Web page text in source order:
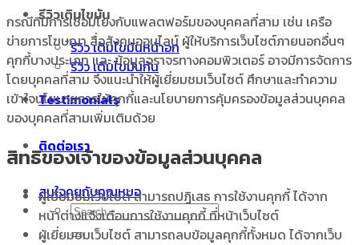
รีวิวเติมไขมัน
รีวิว เติมไขมันหน้าอก
รีวิว เติมไขมันก้น
Testimonials
ติดต่อเรา
สนใจคุยกับคุณหมอ
กรณีที่มีการเชื่อมโยงกับแพลตฟอร์มของบุคคลที่สาม เช่น เครือ
ข่ายการโฆษณา สื่อสังคมออนไลน์ ผู้ให้บริการเว็บไซต์ภายนอกอื่นๆ
คุกกี้บางประเภท และ ข้อมูลจราจรทางคอมพิวเตอร์ อาจมีการจัดการ
โดยบุคคลที่สาม จึงแนะนำให้ผู้เยี่ยมชมเว็บไซต์ ศึกษาและทำความ
เข้าใจนโยบายการใช้คุกกี้และนโยบายการคุ้มครองข้อมูลส่วนบุคคล
ของบุคคลที่สามเพิ่มเติมด้วย
สิทธิของเจ้าของข้อมูลส่วนบุคคล
ผู้เยี่ยมชมเว็บไซต์ สามารถปฎิเสธ การใช้งานคุกกี้ ได้จาก
หน้าต่างแจ้งเตือนการใช้งานคุกกี้ ที่หน้าเว็บไซต์
ผู้เยี่ยมชมเว็บไซต์ สามารถลบข้อมูลคุกกี้ทั้งหมด ได้จากเว็บ